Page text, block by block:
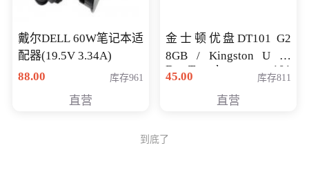
戴尔DELL 60W笔记本适
配器(19.5V 3.34A)
88.00
库存961
直营
金士顿优盘DT101 G2
8GB / Kingston U 盘
DataTraveler 101
Generati
45.00 库存811
直营
到底了